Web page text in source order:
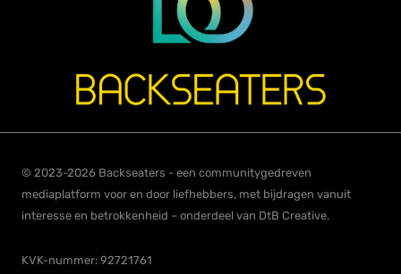
© 2023-2026 Backseaters - een communitygedreven
mediaplatform voor en door liefhebbers, met bijdragen vanuit
interesse en betrokkenheid – onderdeel van DtB Creative.
KVK-nummer: 92721761